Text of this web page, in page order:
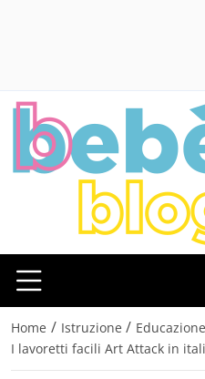
Home / Istruzione / Educazione
I lavoretti facili Art Attack in